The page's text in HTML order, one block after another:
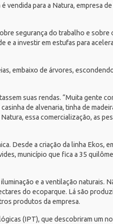
vendida para a Natura, empresa
segurança do trabalho e sobre
e a investir em estufas para
embaixo de árvores,
suas rendas. “Muita gente
de alvenaria, tinha de
essa comercialização, as
Desde a criação da linha Ekos,
município que fica a 35
e a ventilação naturais.
do ecoparque. Lá são
produtos da empresa.
(IPT), que descobriram um